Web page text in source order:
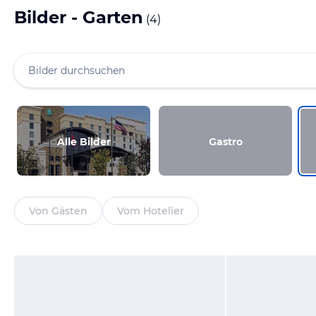
Bilder - Garten (4)
Alle Bilder Gastro
Von Gästen Vom Hotelier